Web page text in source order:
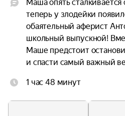
Маша опять
теперь у злодейки
обаятельный аферист
школьный выпускной!
Маше предстоит
и спасти самый важный
1 час 48 минут